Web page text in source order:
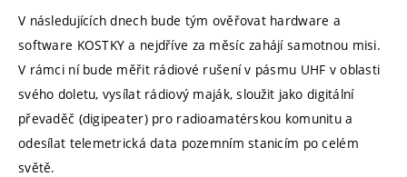
V následujících dnech bude tým ověřovat hardware a
software KOSTKY a nejdříve za měsíc zahájí samotnou misi.
V rámci ní bude měřit rádiové rušení v pásmu UHF v oblasti
svého doletu, vysílat rádiový maják, sloužit jako digitální
převaděč (digipeater) pro radioamatérskou komunitu a
odesílat telemetrická data pozemním stanicím po celém
světě.